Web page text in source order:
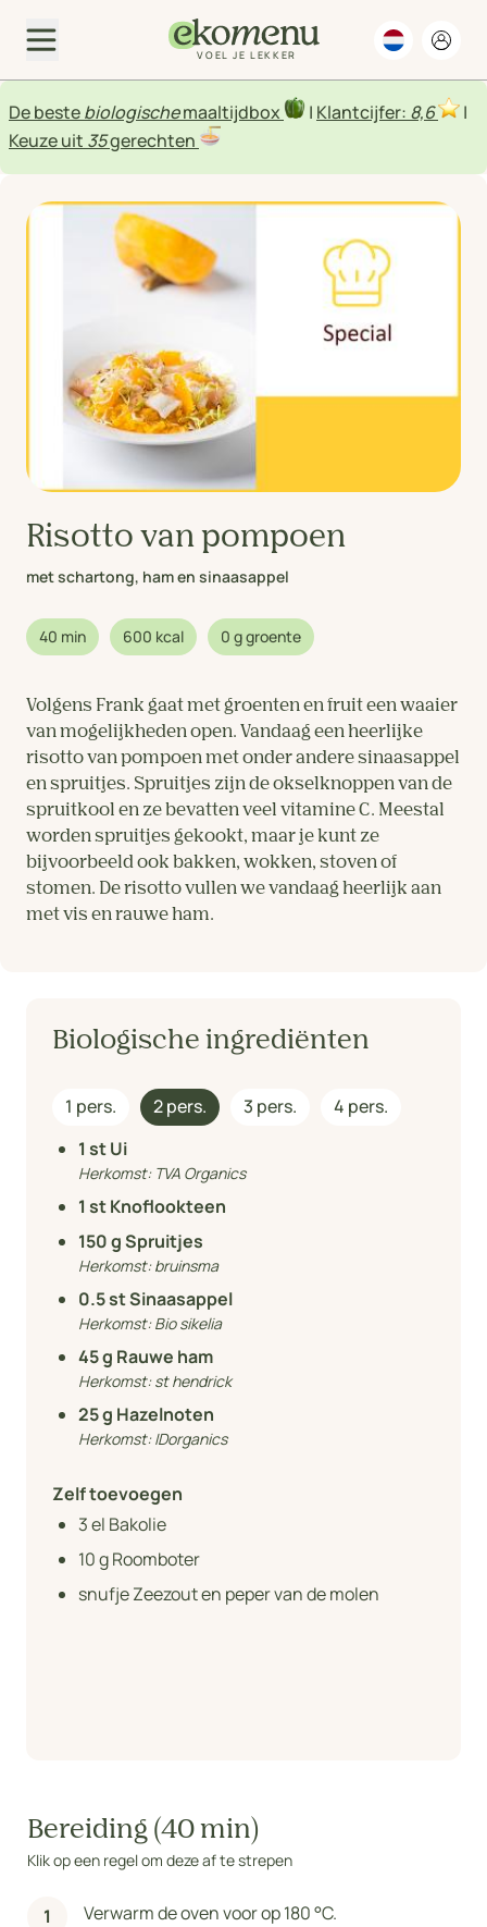
VOEL JE LEKKER
De bestebiologischemaaltijdbox | Klantcijfer: 8,6
|
Keuze uit 35gerechten
Risotto van pompoen
met schartong, ham en sinaasappel
40 min 600 kcal 0 g groente
Volgens Frank gaat met groenten en fruit een waaier
van mogelijkheden open. Vandaag een heerlijke
risotto van pompoen met onder andere sinaasappel
en spruitjes. Spruitjes zijn de okselknoppen van de
spruitkool en ze bevatten veel vitamine C. Meestal
worden spruitjes gekookt, maar je kunt ze
bijvoorbeeld ook bakken, wokken, stoven of
stomen. De risotto vullen we vandaag heerlijk aan
met vis en rauwe ham.
Biologische ingrediënten
1 pers. 2 pers. 3 pers.
4 pers.
1 st Ui
Herkomst: TVA Organics
1 st Knoflookteen
150g Spruitjes
Herkomst:bruinsma
0.5st Sinaasappel
Herkomst:Bio sikelia
45g Rauwe ham
Herkomst:st hendrick
25g Hazelnoten
Herkomst:IDorganics
Zelf toevoegen
3el Bakolie
10g Roomboter
snufje Zeezout en peper van de molen
Bereiding (40 min)
Klik op een regel om deze af te strepen
Verwarm de oven voor op 180 °C.